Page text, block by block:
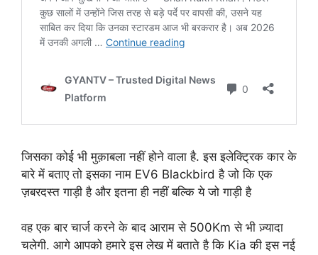
जिसका कोई भी मुक़ाबला नहीं होने वाला है. इस इलेक्ट्रिक कार के
बारे में बताए तो इसका नाम EV6 Blackbird है जो कि एक
ज़बरदस्त गाड़ी है और इतना ही नहीं बल्कि ये जो गाड़ी है
वह एक बार चार्ज करने के बाद आराम से 500Km से भी ज़्यादा
चलेगी. आगे आपको हमारे इस लेख में बताते है कि Kia की इस नई